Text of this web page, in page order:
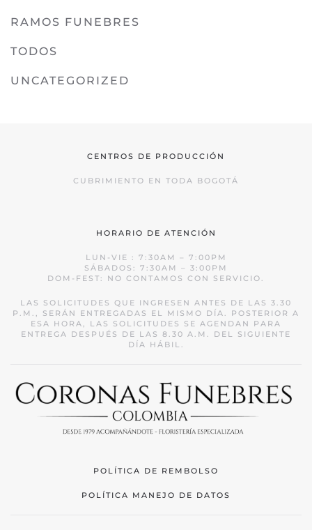
RAMOS FUNEBRES
TODOS
UNCATEGORIZED
CENTROS DE PRODUCCIÓN
CUBRIMIENTO EN TODA BOGOTÁ
HORARIO DE ATENCIÓN
LUN-VIE : 7:30AM – 7:00PM
SÁBADOS: 7:30AM – 3:00PM
DOM-FEST: NO CONTAMOS CON SERVICIO.
LAS SOLICITUDES QUE INGRESEN ANTES DE LAS 3.30
P.M., SERÁN ENTREGADAS EL MISMO DÍA. POSTERIOR A
ESA HORA, LAS SOLICITUDES SE AGENDAN PARA
ENTREGA DESPUÉS DE LAS 8.30 A.M. DEL SIGUIENTE
DÍA HÁBIL.
POLÍTICA DE REMBOLSO
POLÍTICA MANEJO DE DATOS